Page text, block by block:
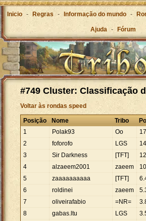
Inicio - Regras - Informação do mundo -
Ajuda - Fórum
#749 Cluster: Classificação
Voltar às rondas speed
Posição Nome Tribo
1
Polak93 Oo 17
2
foforofo LGS 14
3
Sir Darkness [TFT] 12
4
alzaeem2001 zaeem 10
5
zaaaaaaaaaa [TFT] 6.
6
roldinei zaeem 5.
7
oliveirafabio =NR= 3.
8
gabas.ltu LGS 3.